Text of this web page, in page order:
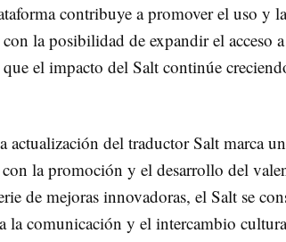
contribuye a promover el uso y
la posibilidad de expandir el acceso
que el impacto del Salt continúe
actualización del traductor Salt marca
la promoción y el desarrollo del
de mejoras innovadoras, el Salt se
la comunicación y el intercambio